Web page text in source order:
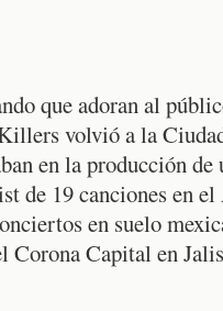
que adoran al
volvió a la
en la producción
de 19 canciones en
en suelo
Corona Capital en